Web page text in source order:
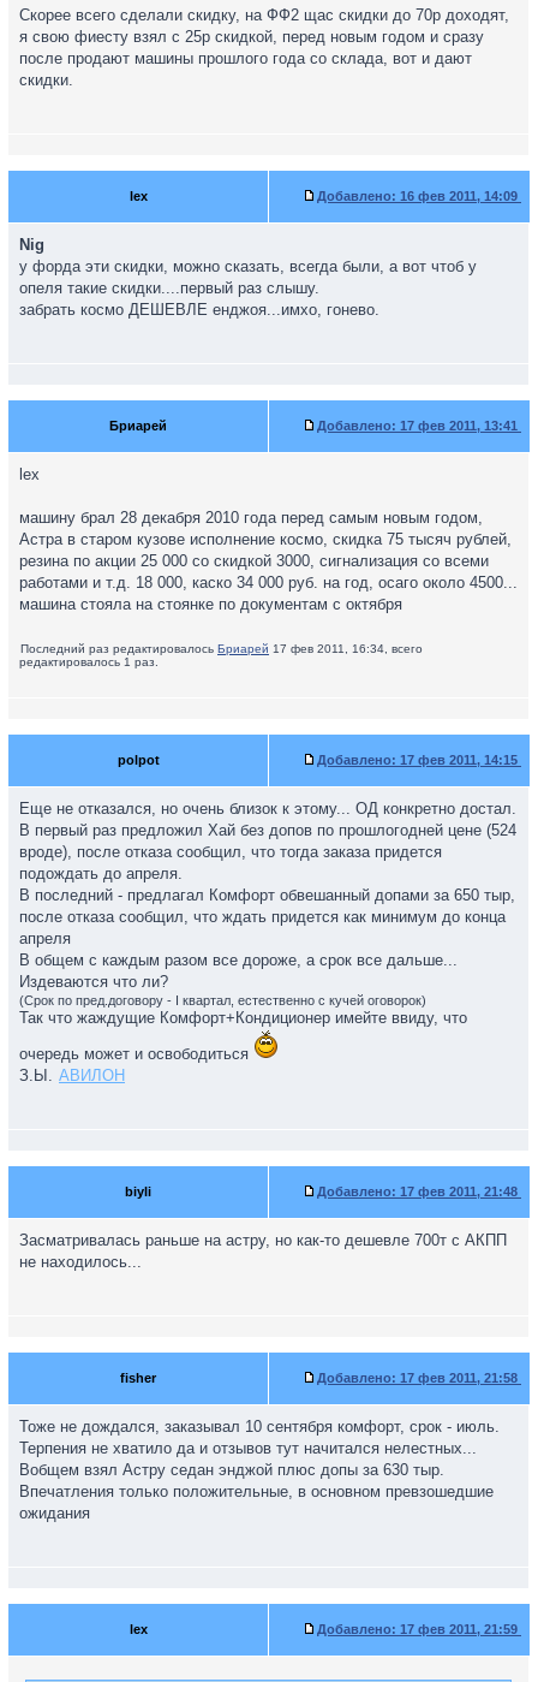
Скорее всего сделали скидку, на ФФ2 щас скидки до 70р доходят,
я свою фиесту взял с 25р скидкой, перед новым годом и сразу
после продают машины прошлого года со склада, вот и дают
скидки.
lex Добавлено: 16 фев 2011, 14:09
Nig
у форда эти скидки, можно сказать, всегда были, а вот чтоб у
опеля такие скидки....первый раз слышу.
забрать космо ДЕШЕВЛЕ енджоя...имхо, гонево.
Бриарей Добавлено: 17 фев 2011, 13:41
lex
машину брал 28 декабря 2010 года перед самым новым годом,
Астра в старом кузове исполнение космо, скидка 75 тысяч рублей,
резина по акции 25 000 со скидкой 3000, сигнализация со всеми
работами и т.д. 18 000, каско 34 000 руб. на год, осаго около 4500...
машина стояла на стоянке по документам с октября
Последний раз редактировалось Бриарей 17 фев 2011, 16:34, всего
редактировалось 1 раз.
polpot Добавлено: 17 фев 2011, 14:15
Еще не отказался, но очень близок к этому... ОД конкретно достал.
В первый раз предложил Хай без допов по прошлогодней цене (524
вроде), после отказа сообщил, что тогда заказа придется
подождать до апреля.
В последний - предлагал Комфорт обвешанный допами за 650 тыр,
после отказа сообщил, что ждать придется как минимум до конца
апреля
В общем с каждым разом все дороже, а срок все дальше...
Издеваются что ли?
(Срок по пред.договору - I квартал, естественно с кучей оговорок)
Так что жаждущие Комфорт+Кондиционер имейте ввиду, что
очередь может и освободиться
З.Ы. АВИЛОН
biyli Добавлено: 17 фев 2011, 21:48
Засматривалась раньше на астру, но как-то дешевле 700т с АКПП
не находилось...
fisher Добавлено: 17 фев 2011, 21:58
Тоже не дождался, заказывал 10 сентября комфорт, срок - июль.
Терпения не хватило да и отзывов тут начитался нелестных...
Вобщем взял Астру седан энджой плюс допы за 630 тыр.
Впечатления только положительные, в основном превзошедшие
ожидания
lex Добавлено: 17 фев 2011, 21:59